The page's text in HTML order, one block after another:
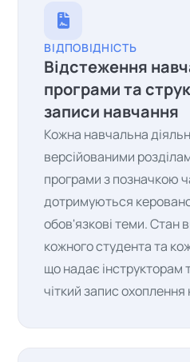
ВІДПОВІДНІСТЬ
Відстеження
програми та
записи навчання
Кожна навчальна
версійованими
програми з позначкою
дотримуються
обов'язкові теми. Стан
кожного студента та
що надає інструкторам
чіткий запис